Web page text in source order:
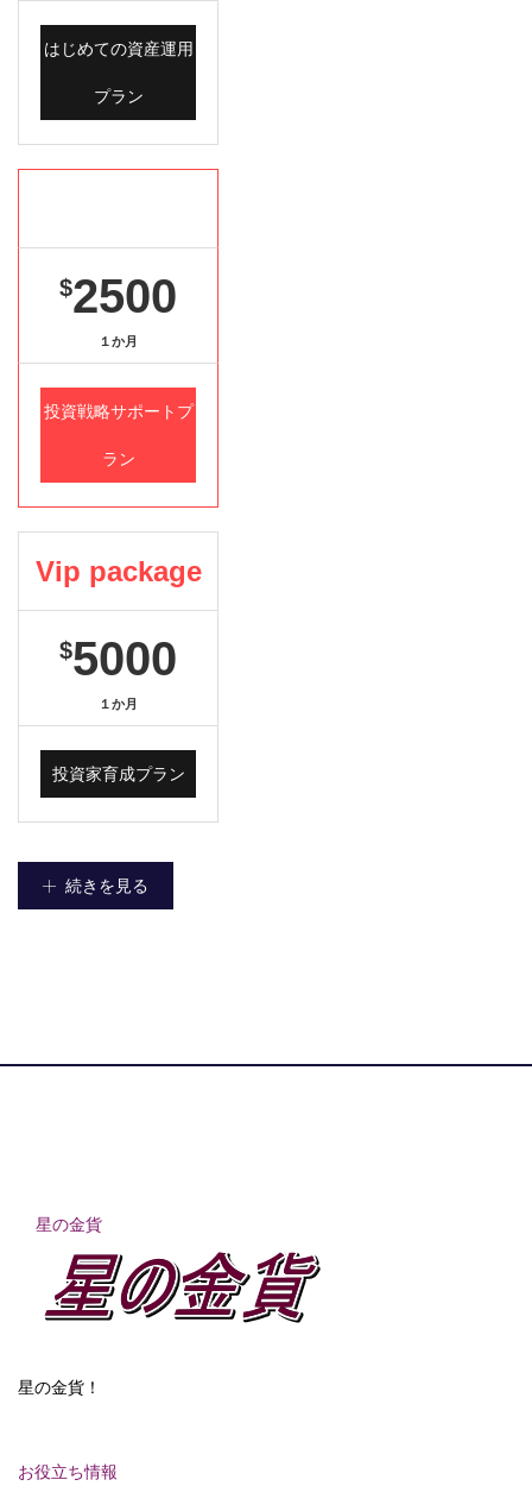
はじめての資産運用
プラン
$2500
１か月
投資戦略サポートプ
ラン
Vip package
$5000
１か月
投資家育成プラン
続きを見る
星の金貨
星の金貨！
お役立ち情報